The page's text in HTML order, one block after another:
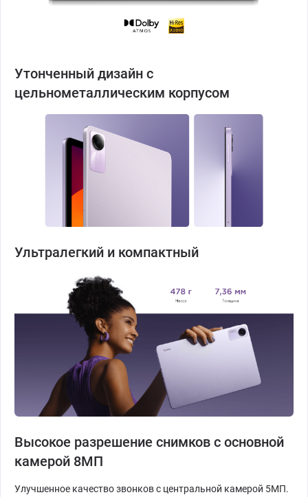
Утонченный дизайн с
цельнометаллическим корпусом
Ультралегкий и компактный
Высокое разрешение снимков с основной
камерой 8МП
Улучшенное качество звонков с центральной камерой 5МП.